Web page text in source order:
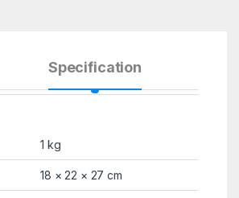
Specification
1 kg
18 × 22 × 27 cm